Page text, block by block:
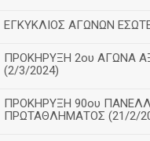
ΕΓΚΥΚΛΙΟΣ ΑΓΩΝΩΝ
ΠΡΟΚΗΡΥΞΗ 2ου ΑΓΩΝΑ
(2/3/2024)
ΠΡΟΚΗΡΥΞΗ 90ου
ΠΡΩΤΑΘΛΗΜΑΤΟΣ (21/2/